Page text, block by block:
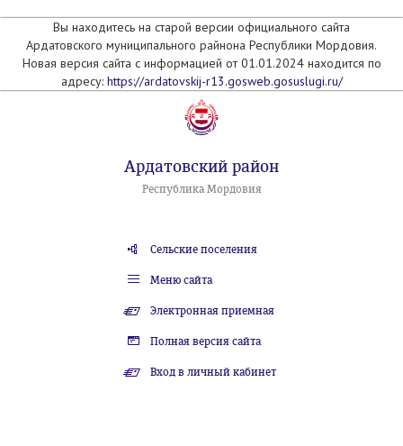
Вы находитесь на старой версии официального сайта
Ардатовского муниципального райнона Республики Мордовия.
Новая версия сайта с информацией от 01.01.2024 находится по
адресу: https://ardatovskij-r13.gosweb.gosuslugi.ru/
Ардатовский район
Республика Мордовия
Сельские поселения
Меню сайта
Электронная приемная
Полная версия сайта
Вход в личный кабинет